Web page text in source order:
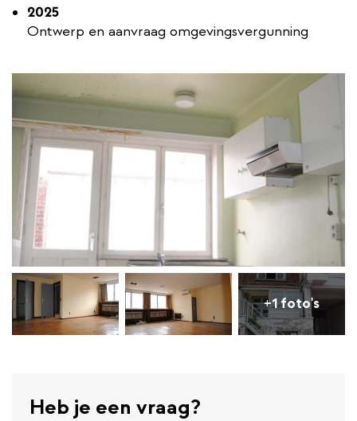
2025
Ontwerp en aanvraag omgevingsvergunning
+1 foto's
Heb je een vraag?